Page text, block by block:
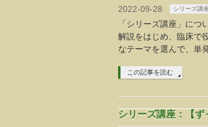
2022-09-28 シリーズ講座
「シリーズ講座」に
解説をはじめ、臨床で
なテーマを選んで、単
この記事を読む
シリーズ講座：【